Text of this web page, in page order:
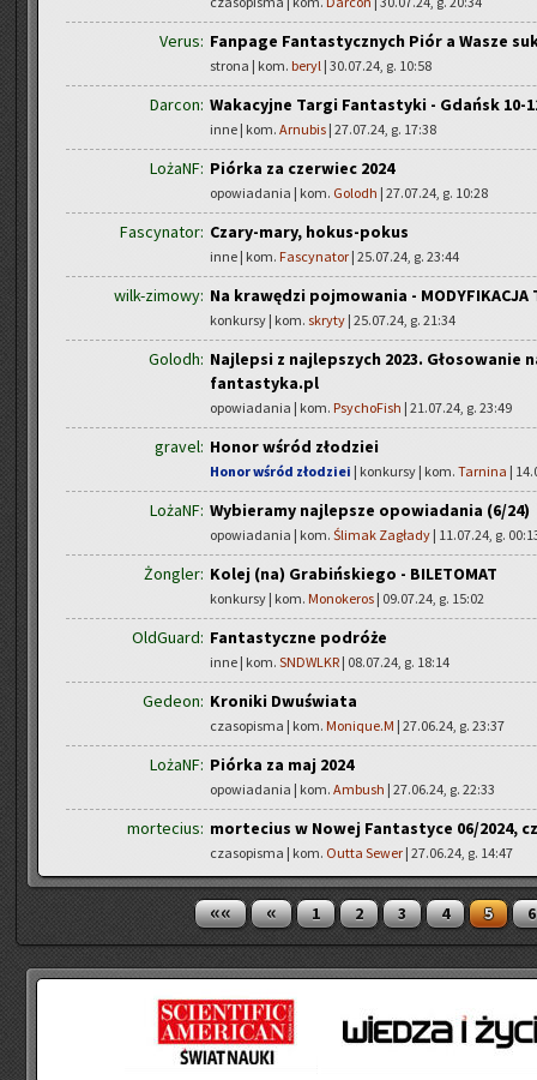
Verus: Fanpage Fantastycznych Piór a Wasze
strona | kom. beryl | 30.07.24, g. 10:58
Darcon: Wakacyjne Targi Fantastyki - Gdańsk 10-
inne | kom. Arnubis | 27.07.24, g. 17:38
LożaNF: Piórka za czerwiec 2024
opowiadania | kom. Golodh | 27.07.24, g. 10:28
Fascynator: Czary-mary, hokus-pokus
inne | kom. Fascynator | 25.07.24, g. 23:44
wilk-zimowy: Na krawędzi pojmowania - MODYFIKACJA
konkursy | kom. skryty | 25.07.24, g. 21:34
Golodh: Najlepsi z najlepszych 2023.
fantastyka.pl
opowiadania | kom. PsychoFish | 21.07.24, g. 23:49
gravel: Honor wśród złodziei
Honor wśród złodziei | konkursy | kom. Tarnina |
LożaNF: Wybieramy najlepsze opowiadania (6/24)
opowiadania | kom. Ślimak Zagłady | 11.07.24, g.
Żongler: Kolej (na) Grabińskiego - BILETOMAT
konkursy | kom. Monokeros | 09.07.24, g. 15:02
OldGuard: Fantastyczne podróże
inne | kom. SNDWLKR | 08.07.24, g. 18:14
Gedeon: Kroniki Dwuświata
czasopisma | kom. Monique.M | 27.06.24, g. 23:37
LożaNF: Piórka za maj 2024
opowiadania | kom. Ambush | 27.06.24, g. 22:33
mortecius: mortecius w Nowej Fantastyce 06/2024,
czasopisma | kom. Outta Sewer | 27.06.24, g. 14:47
«« « 1 2 3 4 5 6